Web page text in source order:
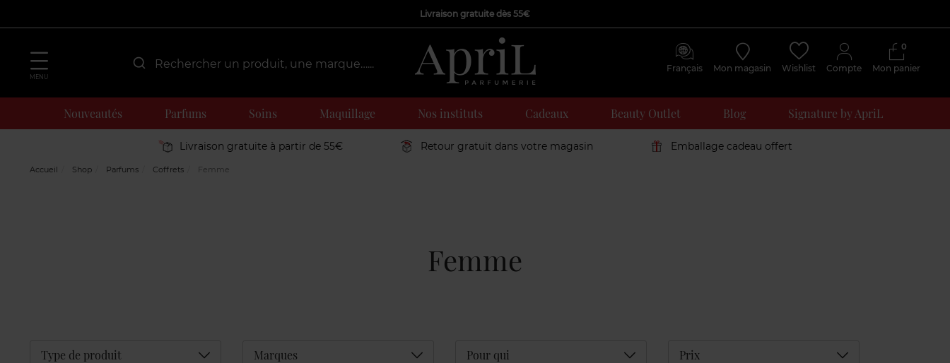
Livraison gratuite dès 55€
MENU
Français Mon magasin Wishlist Compte Mon panier
0
Nouveautés Parfums Soins Maquillage Nos instituts Cadeaux Beauty Outlet Blog Signature by ApriL
Livraison gratuite à partir de 55€ Retour gratuit dans votre magasin Emballage cadeau offert
Accueil Shop Parfums Coffrets Femme
Femme
Type de produit Déplier Marques Déplier Pour qui Déplier Prix Déplier